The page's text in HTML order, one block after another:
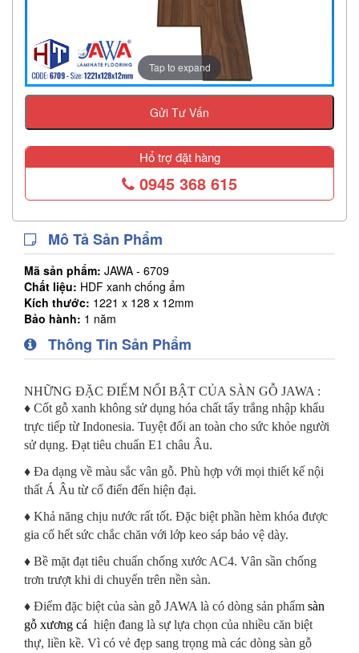
Tap to expand
Gửi Tư Vấn
Hổ trợ đặt hàng
0945 368 615
Mô Tả Sản Phẩm
Mã sản phẩm: JAWA - 6709
Chất liệu: HDF xanh chống ẩm
Kích thước: 1221 x 128 x 12mm
Bảo hành: 1 năm
Thông Tin Sản Phẩm
NHỮNG ĐẶC ĐIỂM NỔI BẬT CỦA SÀN GỖ JAWA :
♦ Cốt gỗ xanh không sử dụng hóa chất tẩy trắng nhập khẩu
trực tiếp từ Indonesia. Tuyệt đối an toàn cho sức khỏe người
sử dụng. Đạt tiêu chuẩn E1 châu Âu.
♦ Đa dạng về màu sắc vân gỗ. Phù hợp với mọi thiết kế nội
thất Á Âu từ cổ điển đến hiện đại.
♦ Khả năng chịu nước rất tốt. Đặc biệt phần hèm khóa được
gia cố hết sức chắc chăn với lớp keo sáp bảo vệ dày.
♦ Bề mặt đạt tiêu chuẩn chống xước AC4. Vân sần chống
trơn trượt khi di chuyển trên nền sàn.
♦ Điểm đặc biệt của sàn gỗ JAWA là có dòng sản phẩm sàn
gỗ xương cá hiện đang là sự lựa chọn của nhiều căn biệt
thự, liền kề. Vì có vẻ đẹp sang trọng mà các dòng sàn gỗ